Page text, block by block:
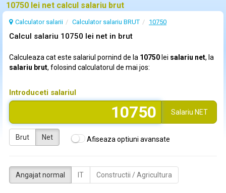
10750 lei net calcul salariu brut
Calculator salarii Calculator salariu BRUT 10750
Calcul salariu 10750 lei net in brut
Calculeaza cat este salariul pornind de la 10750 lei salariu net, la
salariu brut, folosind calculatorul de mai jos:
Introduceti salariul
Salariu NET
Brut Net Afiseaza optiuni avansate
Angajat normal IT Constructii / Agricultura